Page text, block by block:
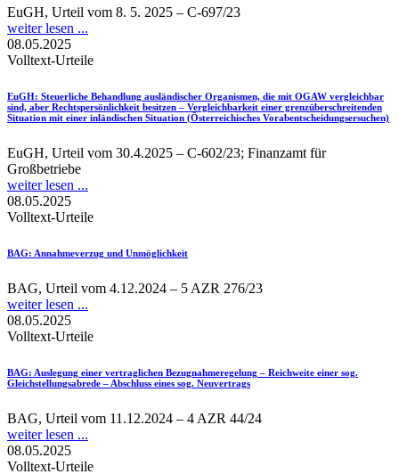
EuGH, Urteil vom 8. 5. 2025 – C‑697/23
weiter lesen ...
08.05.2025
Volltext-Urteile
EuGH: Steuerliche Behandlung ausländischer Organismen, die mit OGAW vergleichbar
sind, aber Rechtspersönlichkeit besitzen – Vergleichbarkeit einer grenzüberschreitenden
Situation mit einer inländischen Situation (Österreichisches Vorabentscheidungsersuchen)
EuGH, Urteil vom 30.4.2025 – C-602/23; Finanzamt für
Großbetriebe
weiter lesen ...
08.05.2025
Volltext-Urteile
BAG: Annahmeverzug und Unmöglichkeit
BAG, Urteil vom 4.12.2024 – 5 AZR 276/23
weiter lesen ...
08.05.2025
Volltext-Urteile
BAG: Auslegung einer vertraglichen Bezugnahmeregelung – Reichweite einer sog.
Gleichstellungsabrede – Abschluss eines sog. Neuvertrags
BAG, Urteil vom 11.12.2024 – 4 AZR 44/24
weiter lesen ...
08.05.2025
Volltext-Urteile